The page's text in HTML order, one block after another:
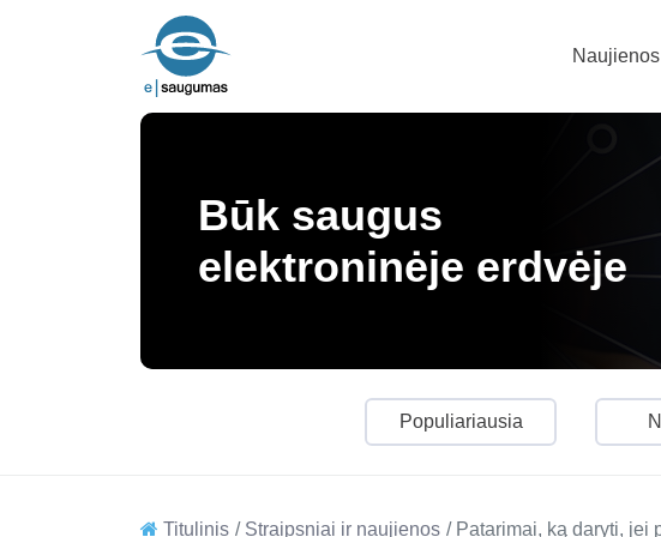
Naujienos
Būk saugus
elektroninėje erdvėje
Populiariausia
Titulinis Straipsniai ir naujienos Patarimai, ką daryti, jei